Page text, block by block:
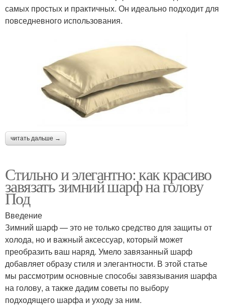
самых простых и практичных. Он идеально подходит для
повседневного использования.
читать дальше →
Стильно и элегантно: как красиво
завязать зимний шарф на голову
Под
Введение
Зимний шарф — это не только средство для защиты от
холода, но и важный аксессуар, который может
преобразить ваш наряд. Умело завязанный шарф
добавляет образу стиля и элегантности. В этой статье
мы рассмотрим основные способы завязывания шарфа
на голову, а также дадим советы по выбору
подходящего шарфа и уходу за ним.